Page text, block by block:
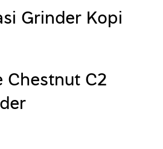
Grinder Kopi
Chestnut C2